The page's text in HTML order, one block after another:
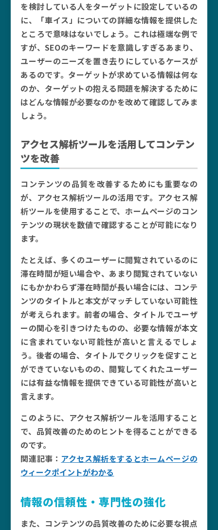
を検討している人をターゲットに設定しているの
に、「車イス」についての詳細な情報を提供した
ところで意味はないでしょう。これは極端な例で
すが、SEOのキーワードを意識しすぎるあまり、
ユーザーのニーズを置き去りにしているケースが
あるのです。ターゲットが求めている情報は何な
のか、ターゲットの抱える問題を解決するために
はどんな情報が必要なのかを改めて確認してみま
しょう。
アクセス解析ツールを活用してコンテン
ツを改善
コンテンツの品質を改善するためにも重要なの
が、アクセス解析ツールの活用です。アクセス解
析ツールを使用することで、ホームページのコン
テンツの現状を数値で確認することが可能になり
ます。
たとえば、多くのユーザーに閲覧されているのに
滞在時間が短い場合や、あまり閲覧されていない
にもかかわらず滞在時間が長い場合には、コンテ
ンツのタイトルと本文がマッチしていない可能性
が考えられます。前者の場合、タイトルでユーザ
ーの関心を引きつけたものの、必要な情報が本文
に含まれていない可能性が高いと言えるでしょ
う。後者の場合、タイトルでクリックを促すこと
ができていないものの、閲覧してくれたユーザー
には有益な情報を提供できている可能性が高いと
言えます。
このように、アクセス解析ツールを活用すること
で、品質改善のためのヒントを得ることができる
のです。
関連記事： アクセス解析をするとホームページの
ウィークポイントがわかる
情報の信頼性・専門性の強化
また、コンテンツの品質改善のために必要な視点